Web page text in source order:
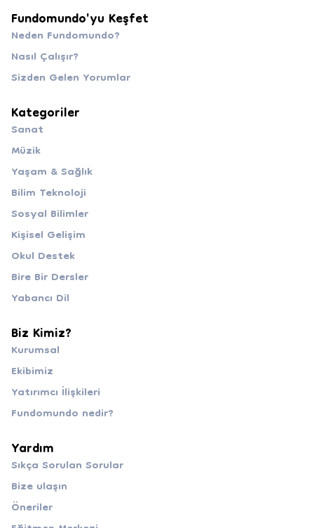
Fundomundo'yu Keşfet
Neden Fundomundo?
Nasıl Çalışır?
Sizden Gelen Yorumlar
Kategoriler
Sanat
Müzik
Yaşam & Sağlık
Bilim Teknoloji
Sosyal Bilimler
Kişisel Gelişim
Okul Destek
Bire Bir Dersler
Yabancı Dil
Biz Kimiz?
Kurumsal
Ekibimiz
Yatırımcı İlişkileri
Fundomundo nedir?
Yardım
Sıkça Sorulan Sorular
Bize ulaşın
Öneriler